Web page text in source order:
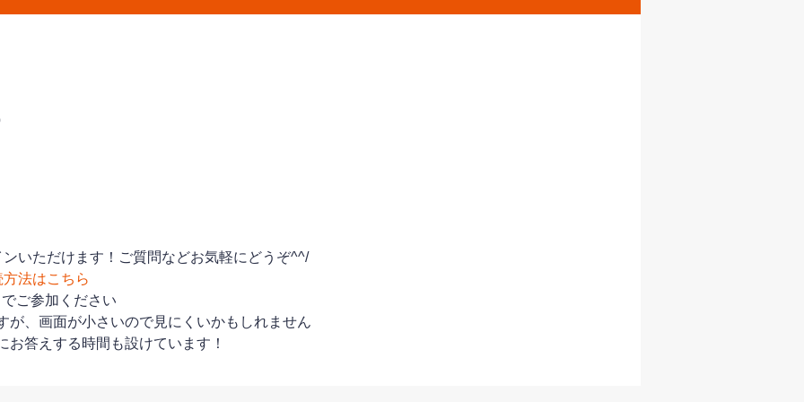
いただけます！ご質問などお気軽にどうぞ^^/
法はこちら
ご参加ください
、画面が小さいので見にくいかもしれません
答えする時間も設けています！